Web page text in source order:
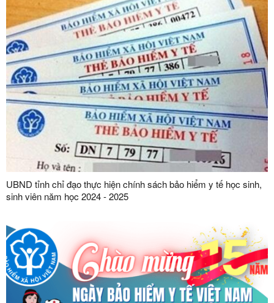
UBND tỉnh chỉ đạo thực hiện chính sách bảo hiểm y tế học sinh,
sinh viên năm học 2024 - 2025